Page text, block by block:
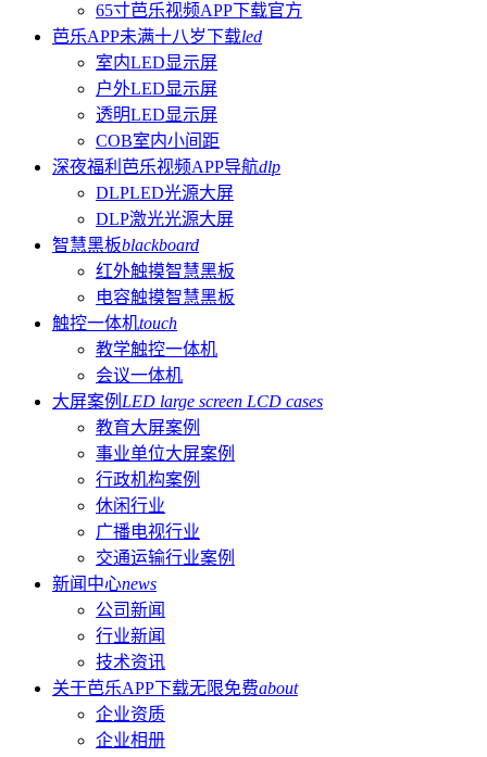
65寸芭乐视频APP下载官方
芭乐APP未满十八岁下载led
室内LED显示屏
户外LED显示屏
透明LED显示屏
COB室内小间距
深夜福利芭乐视频APP导航dlp
DLPLED光源大屏
DLP激光光源大屏
智慧黑板blackboard
红外触摸智慧黑板
电容触摸智慧黑板
触控一体机touch
教学触控一体机
会议一体机
大屏案例 LED large screen LCD cases
教育大屏案例
事业单位大屏案例
行政机构案例
休闲行业
广播电视行业
交通运输行业案例
新闻中心news
公司新闻
行业新闻
技术资讯
关于芭乐APP下载无限免费about
企业资质
企业相册